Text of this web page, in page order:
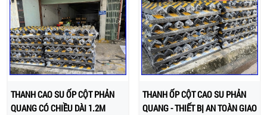
THANH CAO SU ỐP CỘT PHẢN
QUANG CÓ CHIỀU DÀI 1.2M
THANH ỐP CỘT CAO SU PHẢN
QUANG - THIẾT BỊ AN TOÀN GIAO